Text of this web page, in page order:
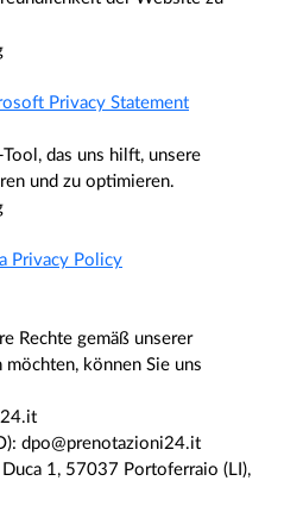
Privacy Statement
das uns hilft, unsere
und zu optimieren.
Privacy Policy
Rechte gemäß unserer
können Sie uns
dpo@prenotazioni24.it
1, 57037 Portoferraio (LI),